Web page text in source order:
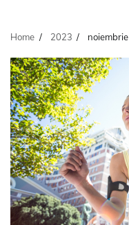
Home 2023 noiembrie